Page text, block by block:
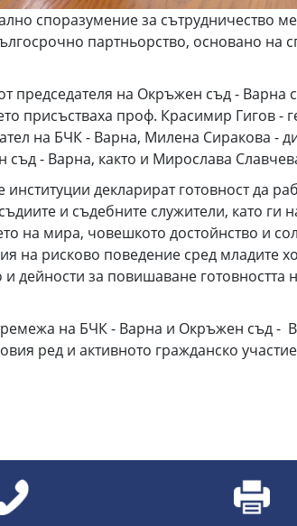
споразумение за сътрудничество
партньорство, основано
председателя на Окръжен съд - Варна
присъстваха проф. Красимир Гигов -
на БЧК - Варна, Милена Сиракова -
съд - Варна, както и Мирослава
декларират готовност да
и съдебните служители, като
на мира, човешкото достойнство и
на рисково поведение сред младите
дейности за повишаване
на БЧК - Варна и Окръжен съд -
ред и активното гражданско